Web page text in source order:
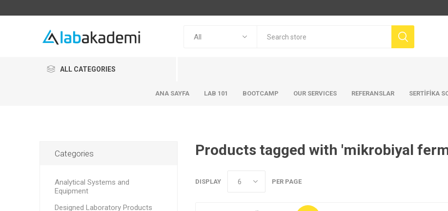
ALL CATEGORIES
ANA SAYFA LAB 101 BOOTCAMP OUR SERVICES REFERANSLAR SERTİFİKA
Products tagged with 'mikrobiyal
DISPLAY PER PAGE
Categories
Analytical Systems and
Equipment
Designed Laboratory Products